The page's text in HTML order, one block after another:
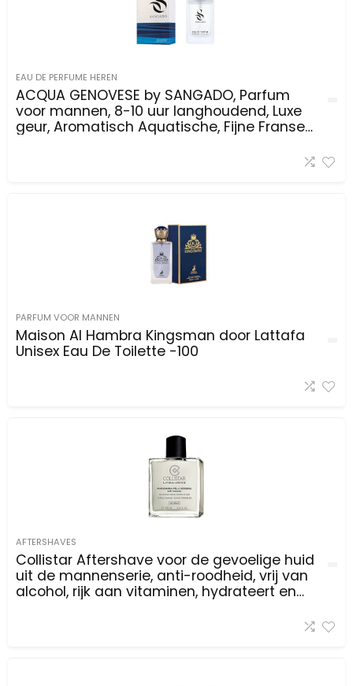
EAU DE PERFUME HEREN
ACQUA GENOVESE by SANGADO, Parfum
voor mannen, 8-10 uur langhoudend, Luxe
geur, Aromatisch Aquatische, Fijne Franse
PARFUM VOOR MANNEN
Maison Al Hambra Kingsman door Lattafa
Unisex Eau De Toilette -100
AFTERSHAVES
Collistar Aftershave voor de gevoelige huid
uit de mannenserie, anti-roodheid, vrij van
alcohol, rijk aan vitaminen, hydrateert en